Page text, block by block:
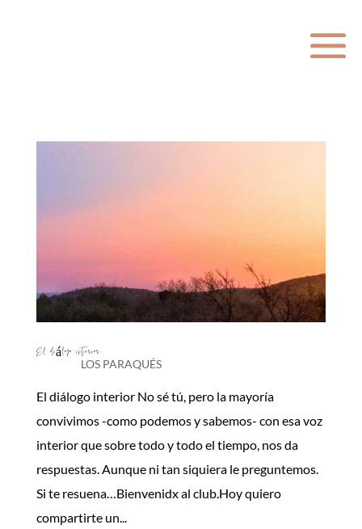
El diálogo interior
LOS PARAQUÉS
El diálogo interior No sé tú, pero la mayoría
convivimos -como podemos y sabemos- con esa voz
interior que sobre todo y todo el tiempo, nos da
respuestas. Aunque ni tan siquiera le preguntemos.
Si te resuena…Bienvenidx al club.Hoy quiero
compartirte un...